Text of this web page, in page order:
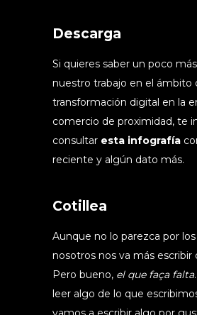
Descarga
Si quieres saber un poco
nuestro trabajo en el ámbito
transformación digital en la
comercio de proximidad, te
consultar esta infografía
reciente y algún dato más.
Cotillea
Aunque no lo parezca por los
nosotros nos va más escribir
Pero bueno, el que faça falta
leer algo de lo que